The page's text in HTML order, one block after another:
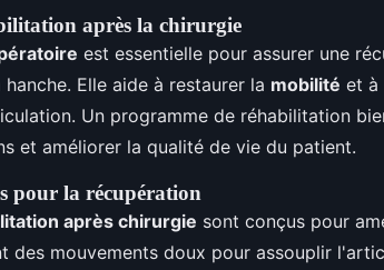
après la chirurgie
est essentielle pour assurer une
Elle aide à restaurer la mobilité et à
Un programme de réhabilitation
et améliorer la qualité de vie du patient.
pour la récupération
après chirurgie sont conçus pour
des mouvements doux pour assouplir